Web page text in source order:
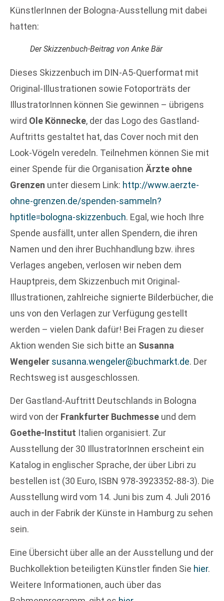
KünstlerInnen der Bologna-Ausstellung mit dabei
hatten:
Der Skizzenbuch-Beitrag von Anke Bär
Dieses Skizzenbuch im DIN-A5-Querformat mit
Original-Illustrationen sowie Fotoporträts der
IllustratorInnen können Sie gewinnen – übrigens
wird Ole Könnecke, der das Logo des Gastland-
Auftritts gestaltet hat, das Cover noch mit den
Look-Vögeln veredeln. Teilnehmen können Sie mit
einer Spende für die Organisation Ärzte ohne
Grenzen unter diesem Link: http://www.aerzte-
ohne-grenzen.de/spenden-sammeln?
hptitle=bologna-skizzenbuch. Egal, wie hoch Ihre
Spende ausfällt, unter allen Spendern, die ihren
Namen und den ihrer Buchhandlung bzw. ihres
Verlages angeben, verlosen wir neben dem
Hauptpreis, dem Skizzenbuch mit Original-
Illustrationen, zahlreiche signierte Bilderbücher, die
uns von den Verlagen zur Verfügung gestellt
werden – vielen Dank dafür! Bei Fragen zu dieser
Aktion wenden Sie sich bitte an Susanna
Wengeler susanna.wengeler@buchmarkt.de. Der
Rechtsweg ist ausgeschlossen.
Der Gastland-Auftritt Deutschlands in Bologna
wird von der Frankfurter Buchmesse und dem
Goethe-Institut Italien organisiert. Zur
Ausstellung der 30 IllustratorInnen erscheint ein
Katalog in englischer Sprache, der über Libri zu
bestellen ist (30 Euro, ISBN 978-3923352-88-3). Die
Ausstellung wird vom 14. Juni bis zum 4. Juli 2016
auch in der Fabrik der Künste in Hamburg zu sehen
sein.
Eine Übersicht über alle an der Ausstellung und der
Buchkollektion beteiligten Künstler finden Sie hier.
Weitere Informationen, auch über das